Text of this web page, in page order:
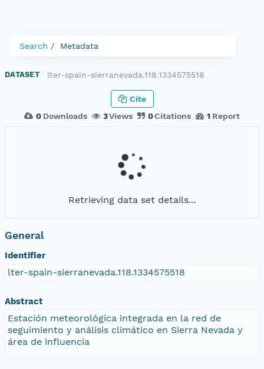
Search Metadata
DATASET lter-spain-sierranevada.118.1334575518
0 Downloads 3Views 0Citations 1 Report
Cite
Retrieving data set details...
General
Identifier
lter-spain-sierranevada.118.1334575518
Abstract
Estación meteorológica integrada en la red de
seguimiento y análisis climático en Sierra Nevada y
área de influencia